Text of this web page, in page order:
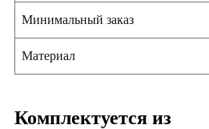
Минимальный заказ
Материал
Комплектуется из